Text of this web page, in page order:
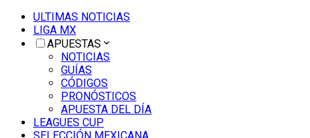
ULTIMAS NOTICIAS
LIGA MX
APUESTAS
NOTICIAS
GUÍAS
CÓDIGOS
PRONÓSTICOS
APUESTA DEL DÍA
LEAGUES CUP